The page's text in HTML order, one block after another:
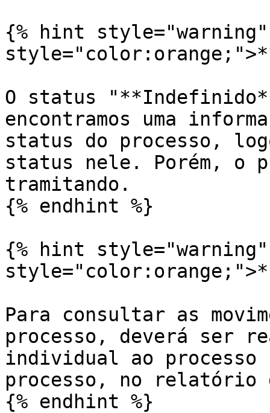
{% hint style="warning"
O status
encontramos uma
status do processo,
status nele. Porém, o
tramitando.
{% endhint %}
{% hint style="warning"
Para consultar as
processo, deverá ser
individual ao processo
processo, no relatório
{% endhint %}